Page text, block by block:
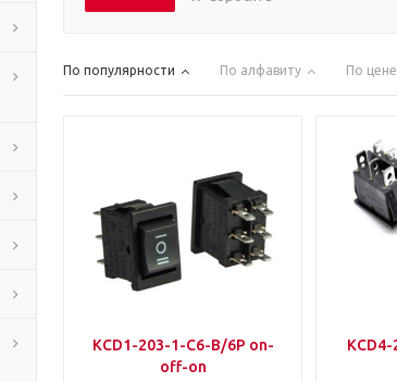
По популярности По алфавиту По цене
KCD1-203-1-C6-B/6P on-
off-on